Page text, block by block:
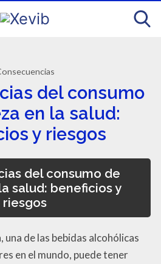
del consumo
en la salud:
y riesgos
del consumo de
salud: beneficios y
riesgos
una de las bebidas alcohólicas
en el mundo, puede tener